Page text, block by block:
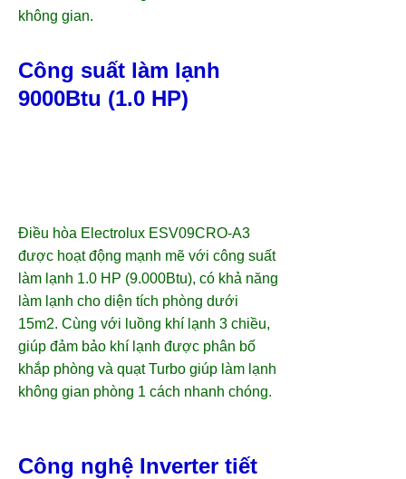
không gian.
Công suất làm lạnh
9000Btu (1.0 HP)
Điều hòa Electrolux ESV09CRO-A3
được hoạt động mạnh mẽ với công suất
làm lạnh 1.0 HP (9.000Btu), có khả năng
làm lạnh cho diện tích phòng dưới
15m2. Cùng với luồng khí lạnh 3 chiều,
giúp đảm bảo khí lạnh được phân bố
khắp phòng và quạt Turbo giúp làm lạnh
không gian phòng 1 cách nhanh chóng.
Công nghệ Inverter tiết